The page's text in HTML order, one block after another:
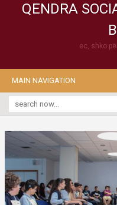
QENDRA
ec, shko
MAIN NAVIGATION